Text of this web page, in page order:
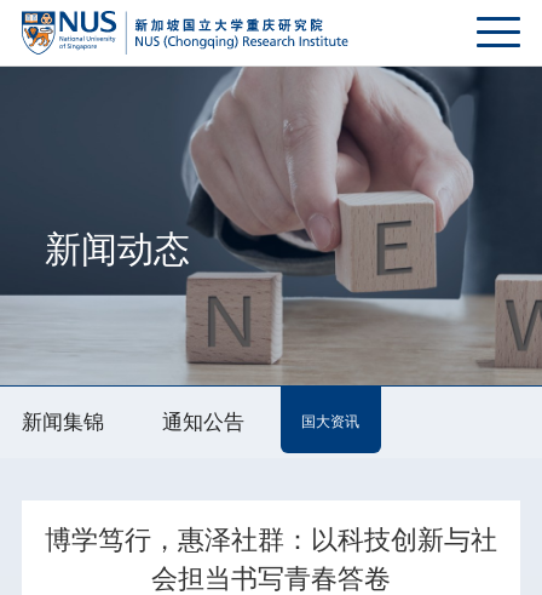
新闻动态
新闻集锦 通知公告 国大资讯
博学笃行，惠泽社群：以科技创新与社
会担当书写青春答卷